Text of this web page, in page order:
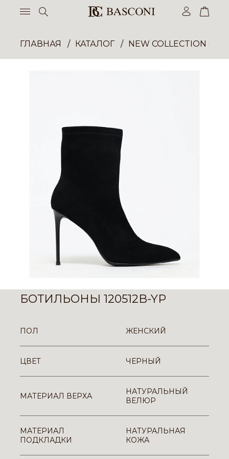
ГЛАВНАЯ КАТАЛОГ NEW COLLECTION
БОТИЛЬОНЫ 120512B-YP
ПОЛ ЖЕНСКИЙ
ЦВЕТ ЧЕРНЫЙ
МАТЕРИАЛ ВЕРХА
НАТУРАЛЬНЫЙ
ВЕЛЮР
МАТЕРИАЛ
ПОДКЛАДКИ
НАТУРАЛЬНАЯ
КОЖА